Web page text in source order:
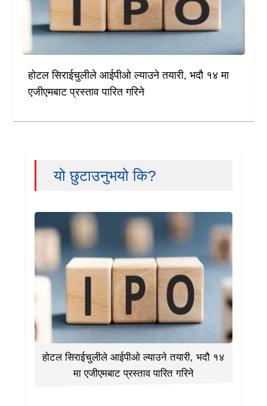
होटल सिराईचुलीले आईपीओ ल्याउने तयारी, भदौ १४ मा
एजीएमबाट प्रस्ताव पारित गरिने
यो छुटाउनुभयो कि?
होटल सिराईचुलीले आईपीओ ल्याउने तयारी, भदौ १४
मा एजीएमबाट प्रस्ताव पारित गरिने